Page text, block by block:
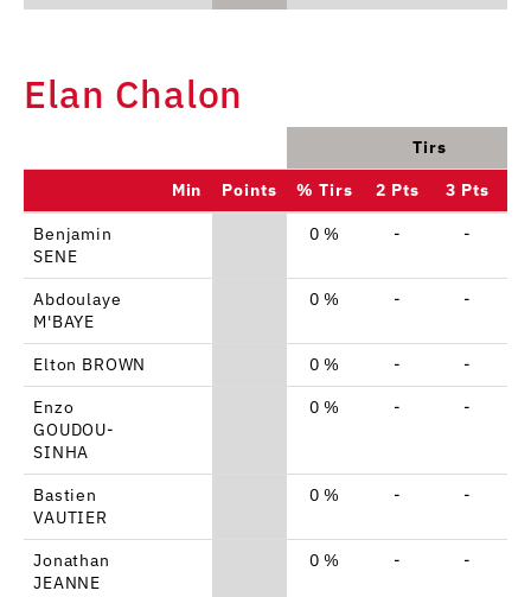
Elan Chalon
Tirs
Min
Points % Tirs 2 Pts 3 Pts
Benjamin
SENE
0 % - -
Abdoulaye
M'BAYE
0 % - -
Elton BROWN 0 % -
-
Enzo
GOUDOU-
SINHA
0 % - -
Bastien
VAUTIER
0 % - -
Jonathan
JEANNE
0 % - -